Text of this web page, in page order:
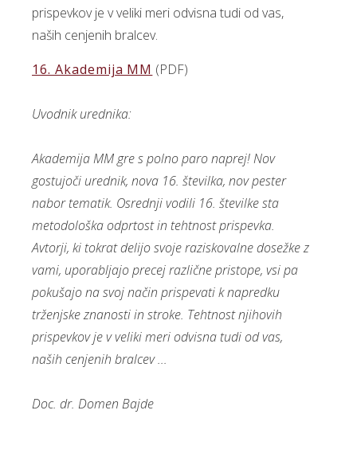
prispevkov je v veliki meri odvisna tudi od vas,
naših cenjenih bralcev.
16. Akademija MM (PDF)
Uvodnik urednika:
Akademija MM gre s polno paro naprej! Nov
gostujoči urednik, nova 16. številka, nov pester
nabor tematik. Osrednji vodili 16. številke sta
metodološka odprtost in tehtnost prispevka.
Avtorji, ki tokrat delijo svoje raziskovalne dosežke z
vami, uporabljajo precej različne pristope, vsi pa
pokušajo na svoj način prispevati k napredku
trženjske znanosti in stroke. Tehtnost njihovih
prispevkov je v veliki meri odvisna tudi od vas,
naših cenjenih bralcev ...
Doc. dr. Domen Bajde